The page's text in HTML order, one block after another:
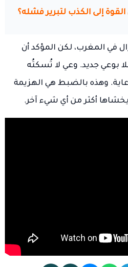
إلى الكذب لتبرير فشله؟
في المغرب، لكن المؤكد أن
بوعي جديد. وعي لا تُسكتُه
وهذه بالضبط هي الهزيمة
أكثر من أي شيء آخر.